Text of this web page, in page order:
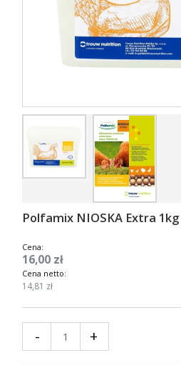
Polfamix NIOSKA Extra 1kg
Cena:
16,00 zł
Cena netto:
14,81 zł
- +